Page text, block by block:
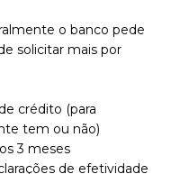
o banco pede
solicitar mais por
crédito (para
tem ou não)
3 meses
de efetividade